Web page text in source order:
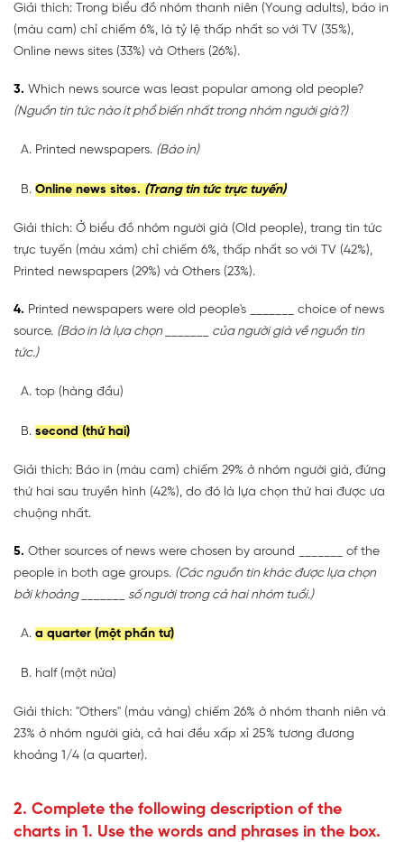
Giải thích: Trong biểu đồ nhóm thanh niên (Young adults), báo in
(màu cam) chỉ chiếm 6%, là tỷ lệ thấp nhất so với TV (35%),
Online news sites (33%) và Others (26%).
3. Which news source was least popular among old people?
(Nguồn tin tức nào ít phổ biến nhất trong nhóm người già?)
Printed newspapers. (Báo in)
Online news sites. (Trang tin tức trực tuyến)
Giải thích: Ở biểu đồ nhóm người già (Old people), trang tin tức
trực tuyến (màu xám) chỉ chiếm 6%, thấp nhất so với TV (42%),
Printed newspapers (29%) và Others (23%).
4. Printed newspapers were old people's _______ choice of news
source. (Báo in là lựa chọn _______ của người già về nguồn tin
tức.)
top (hàng đầu)
second (thứ hai)
Giải thích: Báo in (màu cam) chiếm 29% ở nhóm người già, đứng
thứ hai sau truyền hình (42%), do đó là lựa chọn thứ hai được ưa
chuộng nhất.
5. Other sources of news were chosen by around _______ of the
people in both age groups. (Các nguồn tin khác được lựa chọn
bởi khoảng _______ số người trong cả hai nhóm tuổi.)
a quarter (một phần tư)
half (một nửa)
Giải thích: "Others" (màu vàng) chiếm 26% ở nhóm thanh niên và
23% ở nhóm người già, cả hai đều xấp xỉ 25% tương đương
khoảng 1/4 (a quarter).
2. Complete the following description of the
charts in 1. Use the words and phrases in the box.